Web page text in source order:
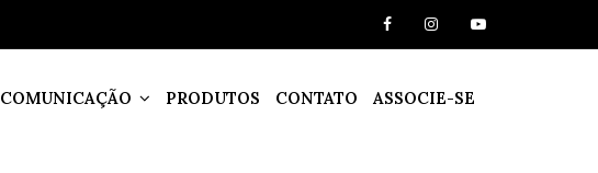
COMUNICAÇÃO PRODUTOS CONTATO ASSOCIE-SE